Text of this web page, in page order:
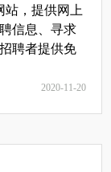
站，提供网上
信息、寻求
聘者提供免
2020-11-20